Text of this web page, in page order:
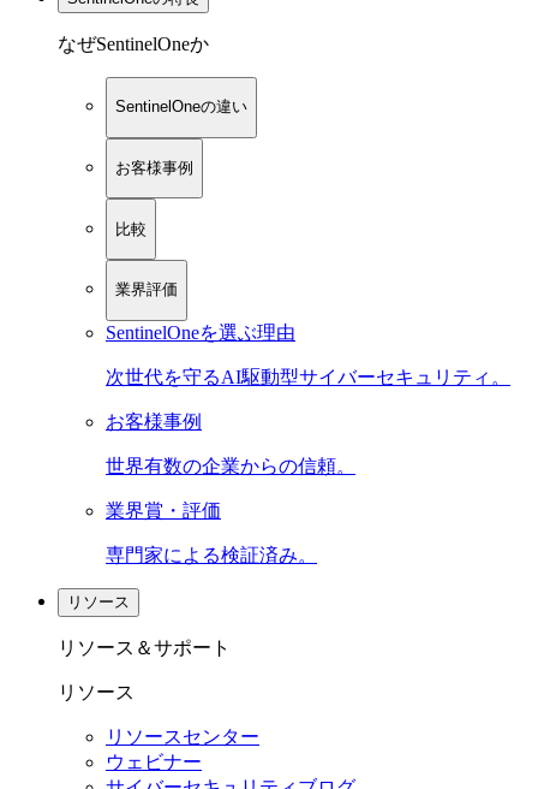
なぜSentinelOneか
SentinelOneの違い
お客様事例
比較
業界評価
SentinelOneを選ぶ理由
次世代を守るAI駆動型サイバーセキュリティ。
お客様事例
世界有数の企業からの信頼。
業界賞・評価
専門家による検証済み。
リソース
リソース＆サポート
リソース
リソースセンター
ウェビナー